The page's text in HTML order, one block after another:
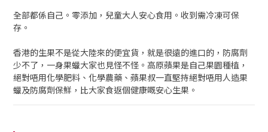
全部都係自己。零添加，兒童大人安心食用。收到需冷凍可保
存。
香港的生果不是從大陸來的便宜貨，就是很遠的進口的，防腐劑
少不了，一身果蠟大家也見怪不怪。高原蘋果是自己果園種植，
絕對唔用化學肥料、化學農藥、蘋果叔一直堅持絕對唔用人造果
蠟及防腐劑保鮮，比大家食返個健康嘅安心生果。